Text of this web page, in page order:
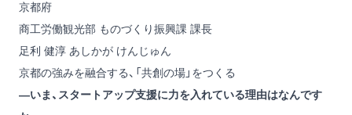
京都府
商工労働観光部 ものづくり振興課 課長
足利 健淳 あしかが けんじゅん
京都の強みを融合する、「共創の場」をつくる
―いま、スタートアップ支援に力を入れている理由はなんです